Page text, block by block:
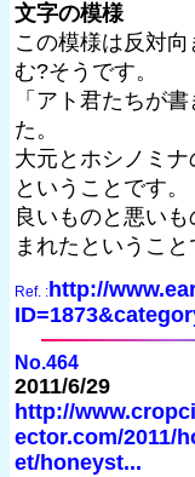
文字の模様
この模様は反対向
む?そうです。
「アト君たちが書
た。
大元とホシノミ
ということです。
良いものと悪い
まれたということ
Ref. : http://
No.464
2011/6/29
http://
ector.com/2011/
et/honeyst...